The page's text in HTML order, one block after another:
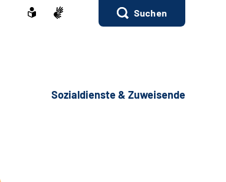
Suchen
Sozialdienste & Zuweisende